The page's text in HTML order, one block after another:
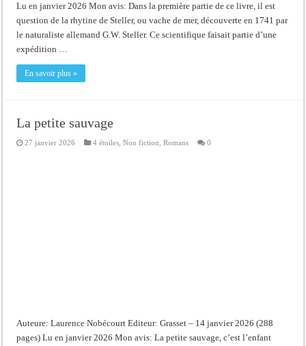
Lu en janvier 2026 Mon avis: Dans la première partie de ce livre, il est
question de la rhytine de Steller, ou vache de mer, découverte en 1741 par
le naturaliste allemand G.W. Steller. Ce scientifique faisait partie d’une
expédition …
En savoir plus »
La petite sauvage
27 janvier 2026 4 étoiles ,Non fiction ,Romans 0
Auteure: Laurence Nobécourt Editeur: Grasset – 14 janvier 2026 (288
pages) Lu en janvier 2026 Mon avis: La petite sauvage, c’est l’enfant